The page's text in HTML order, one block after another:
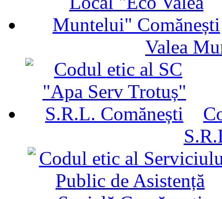
Valea